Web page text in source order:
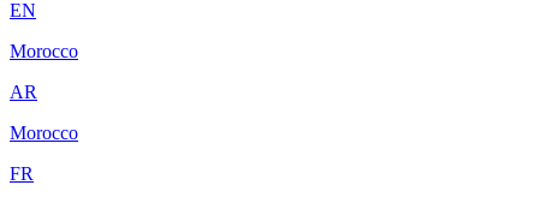
EN
Morocco
AR
Morocco
FR